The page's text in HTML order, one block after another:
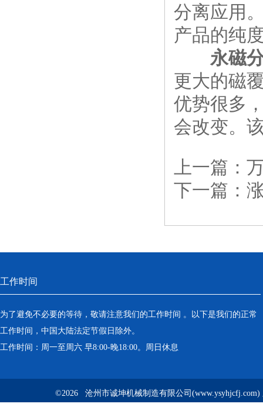
分离应用
产品的纯
永磁
更大的磁
优势很多
会改变。
上一篇：
下一篇：
工作时间
为了避免不必要的等待，敬请注意我们的工作时间 。以下是我们的正常
工作时间，中国大陆法定节假日除外。
工作时间：周一至周六 早8:00-晚18:00。周日休息
©2026 沧州市诚坤机械制造有限公司